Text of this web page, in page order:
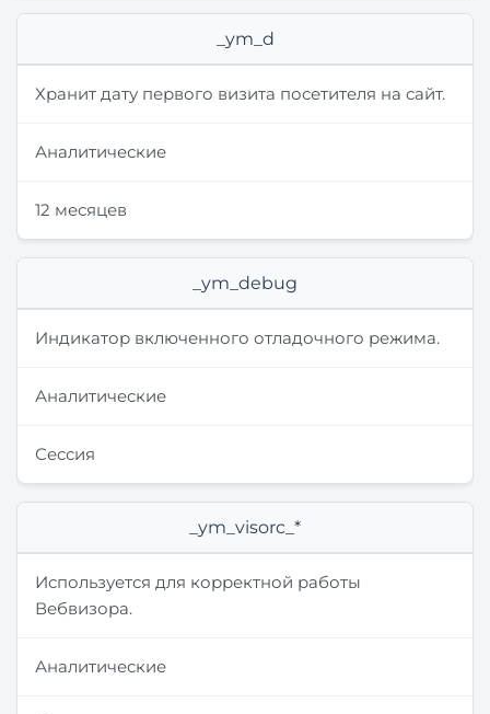
_ym_d
Хранит дату первого визита посетителя на сайт.
Аналитические
12 месяцев
_ym_debug
Индикатор включенного отладочного режима.
Аналитические
Сессия
_ym_visorc_*
Используется для корректной работы
Вебвизора.
Аналитические